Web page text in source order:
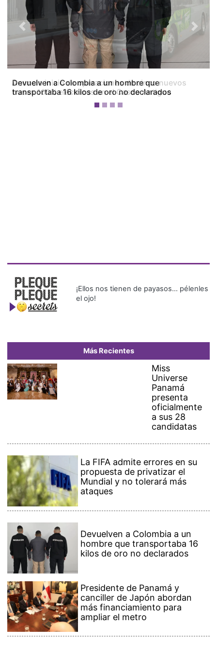
Devuelven a Colombia a un hombre que
transportaba 16 kilos de oro no declarados
Previous Next
¡Ellos nos tienen de payasos… pélenles
el ojo!
Más Recientes
Miss
Universe
Panamá
presenta
oficialmente
a sus 28
candidatas
La FIFA admite errores en su
propuesta de privatizar el
Mundial y no tolerará más
ataques
Devuelven a Colombia a un
hombre que transportaba 16
kilos de oro no declarados
Presidente de Panamá y
canciller de Japón abordan
más financiamiento para
ampliar el metro